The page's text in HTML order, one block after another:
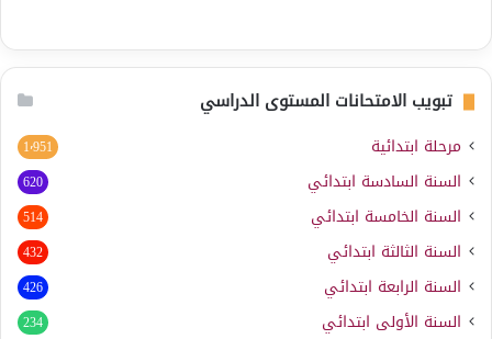
تبويب الامتحانات المستوى الدراسي
مرحلة ابتدائية 1٬951
السنة السادسة ابتدائي 620
السنة الخامسة ابتدائي 514
السنة الثالثة ابتدائي 432
السنة الرابعة ابتدائي 426
السنة الأولى ابتدائي 234